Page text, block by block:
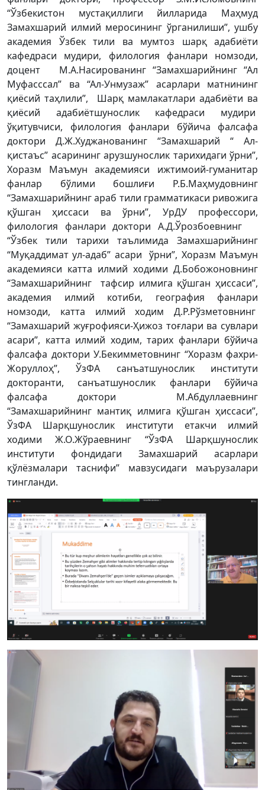
“Ўзбекистон мустақиллиги йилларида Маҳмуд
Замахшарий илмий меросининг ўрганилиши”, ушбу
академия Ўзбек тили ва мумтоз шарқ адабиёти
кафедраси мудири, филология фанлари номзоди,
доцент М.А.Насированинг “Замахшарийнинг “Ал
Муфасссал” ва “Ал-Унмузаж” асарлари матнининг
қиёсий таҳлили”, Шарқ мамлакатлари адабиёти ва
қиёсий адабиётшунослик кафедраси мудири
ўқитувчиси, филология фанлари бўйича фалсафа
доктори Д.Ж.Худжанованинг “Замахшарий “ Ал-
қистаъс” асарининг арузшунослик тарихидаги ўрни”,
Хоразм Маъмун академияси ижтимоий-гуманитар
фанлар бўлими бошлиғи Р.Б.Маҳмудовнинг
“Замахшарийнинг араб тили грамматикаси ривожига
қўшган ҳиссаси ва ўрни”, УрДУ профессори,
филология фанлари доктори А.Д.Ўрозбоевнинг
“Ўзбек тили тарихи таълимида Замахшарийнинг
“Муқаддимат ул-адаб” асари ўрни”, Хоразм Маъмун
академияси катта илмий ходими Д.Бобожоновнинг
“Замахшарийнинг тафсир илмига қўшган ҳиссаси”,
академия илмий котиби, география фанлари
номзоди, катта илмий ходим Д.Р.Рўзметовнинг
“Замахшарий жуғрофияси-Ҳижоз тоғлари ва сувлари
асари”, катта илмий ходим, тарих фанлари бўйича
фалсафа доктори У.Бекимметовнинг “Хоразм фахри-
Жоруллоҳ”, ЎзФА санъатшунослик институти
докторанти, санъатшунослик фанлари бўйича
фалсафа доктори М.Абдуллаевнинг
“Замахшарийнинг мантиқ илмига қўшган ҳиссаси”,
ЎзФА Шарқшунослик институти етакчи илмий
ходими Ж.О.Жўраевнинг “ЎзФА Шарқшунослик
институти фондидаги Замахшарий асарлари
қўлёзмалари таснифи” мавзусидаги маърузалари
тингланди.